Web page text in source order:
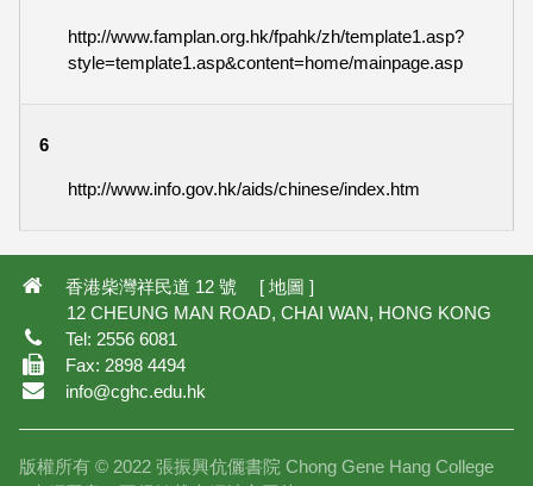
http://www.famplan.org.hk/fpahk/zh/template1.asp?
style=template1.asp&content=home/mainpage.asp
6
http://www.info.gov.hk/aids/chinese/index.htm
香港柴灣祥民道 12 號 [ 地圖]
12 CHEUNG MAN ROAD, CHAI WAN, HONG KONG
Tel: 2556 6081
Fax: 2898 4494
info@cghc.edu.hk
版權所有 © 2022 張振興伉儷書院 Chong Gene Hang College